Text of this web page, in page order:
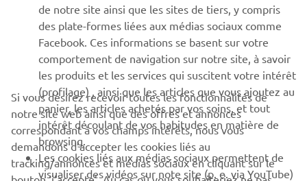
NEWSLETTER
Découvrez en exclusivité les dernières offres, les événements
spéciaux, les nouveautés et bien plus encore
S'ABONNER
Lisez notre politique de confidentialité pour savoir comment
de notre site ainsi que les sites de tiers, y compris
des plate-formes liées aux médias sociaux comme
Facebook. Ces informations se basent sur votre
comportement de navigation sur notre site, à savoir
les produits et les services qui suscitent votre intérêt
(profilage) , ainsi que les articles que vous ajoutez au
panier, les articles achetés par vos soins, et tout
intérêt découlant de vos habitudes en matière de
browsing.
Les cookies liés aux médias sociaux permettent de
visualiser des vidéos sur note site (p. e. via YouTube)
Si vous désirez recevoir toutes les fonctionnalités de
notre site web ainsi que des offres et annonces
correspondant à vos champs intérêts, nous vous
demandons d’accepter les cookies liés au
tracking/annonces et médias sociaux en cliquant sur le